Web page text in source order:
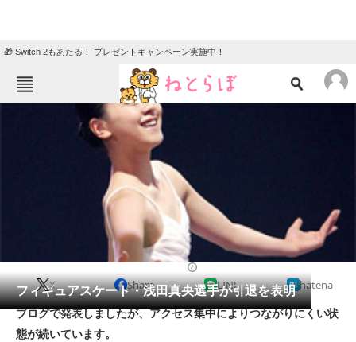
🎁 Switch 2もあたる！ プレゼントキャンペーン実施中！
ねとらぼメニュー
地域
教育・育児
リサーチ
会員記事
メディア
フィギュアスケート・浅田真央選手が引退を表明
X Share LINE hatena
ブログで発表しましたが、アクセス集中によりつながりにくい状
態が続いています。